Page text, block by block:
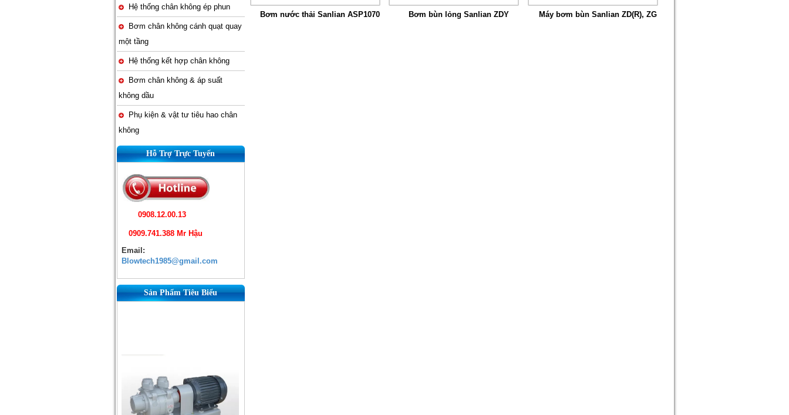
Hệ thống chân không ép phun
Bơm chân không cánh quạt quay
một tầng
Hệ thống kết hợp chân không
Bơm chân không & áp suất
không dầu
Phụ kiện & vật tư tiêu hao chân
không
Hỗ Trợ Trực Tuyến
0908.12.00.13
0909.741.388 Mr Hậu
Email:
Blowtech1985@gmail.com
Sản Phẩm Tiêu Biểu
Bơm nước thải Sanlian ASP1070 Bơm bùn lỏng Sanlian ZDY Máy bơm bùn Sanlian ZD(R), ZG